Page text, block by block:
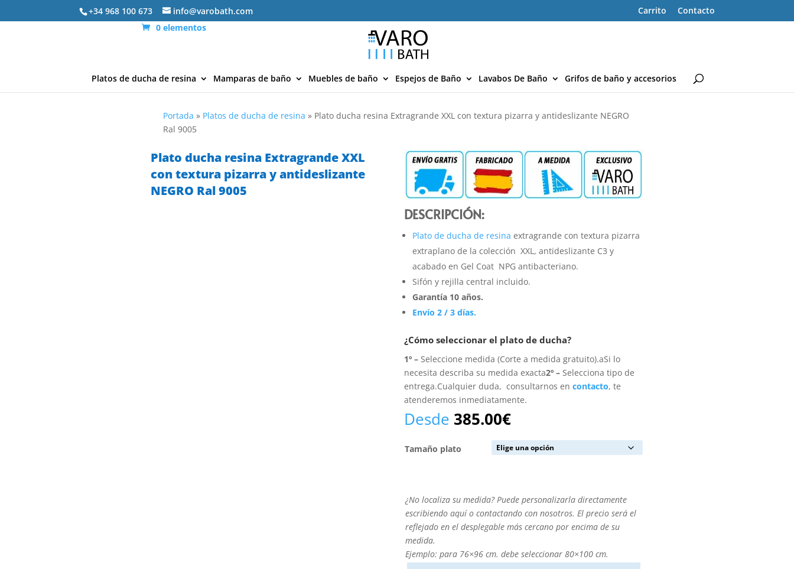
+34 968 100 673 info@varobath.com Carrito
Contacto
0 elementos
Platos de ducha de resina Mamparas de baño Muebles de baño Espejos de Baño Lavabos De Baño Grifos de baño y accesorios
Portada » Platos de ducha de resina » Plato ducha resina Extragrande XXL con textura pizarra y antideslizante NEGRO
Ral 9005
Plato ducha resina Extragrande XXL
con textura pizarra y antideslizante
NEGRO Ral 9005
DESCRIPCIÓN:
Plato de ducha de resina extragrande con textura pizarra
extraplano de la colección XXL, antideslizante C3 y
acabado en Gel Coat NPG antibacteriano.
Sifón y rejilla central incluido.
Garantía 10 años.
Envío 2 / 3 días.
¿Cómo seleccionar el plato de ducha?
1º – Seleccione medida (Corte a medida gratuito).aSi lo
necesita describa su medida exacta2º – Selecciona tipo de
entrega.Cualquier duda, consultarnos encontacto, te
atenderemos inmediatamente.
Desde 385.00€
Tamaño plato
¿No
localiza
su
medida?
Puede
¿No localiza su medida? Puede personalizarla directamente
escribiendo aquí o contactando con nosotros. El precio será el
reflejado en el desplegable más cercano por encima de su
medida.
Ejemplo: para 76×96 cm. debe seleccionar 80×100 cm.